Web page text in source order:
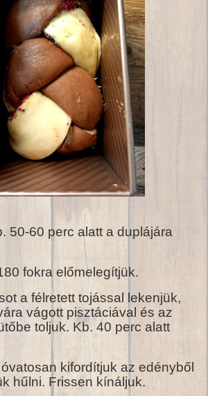
50-60 perc alatt a duplájára
fokra előmelegítjük.
a félretett tojással lekenjük,
vágott pisztáciával és az
toljuk. Kb. 40 perc alatt
kifordítjuk az edényből
hűlni. Frissen kínáljuk.